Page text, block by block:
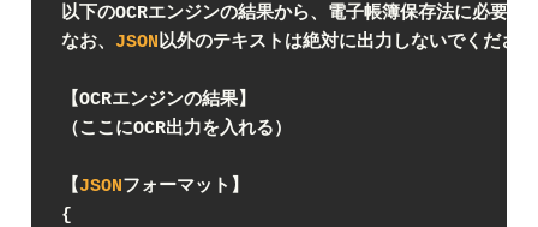
以下のOCRエンジンの結果から、電子帳簿保存法に必要な
なお、 JSON以外のテキストは絶対に出力しないでくださ
【OCRエンジンの結果】
（ここにOCR出力を入れる）
【JSONフォーマット】
{